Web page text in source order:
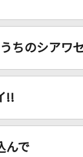
ちのシアワ
!!
んで